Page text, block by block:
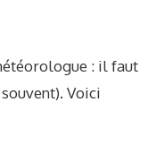
: il faut
Voici